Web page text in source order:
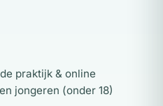
praktijk & online
jongeren (onder 18)